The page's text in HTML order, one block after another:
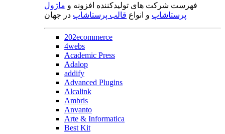
فهرست شرکت های تولیدکننده افزونه و ماژول
پرستاشاپ و انواع قالب پرستاشاپ در جهان
202ecommerce
4webs
Academic Press
Adalop
addify
Advanced Plugins
Alcalink
Ambris
Anvanto
Arte & Informatica
Best Kit